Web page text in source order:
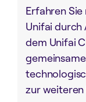
Erfahren
Unifai durch
dem Unifai
zur weiteren